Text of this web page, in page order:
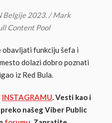
Belgije 2023. / Mark
Content Pool
obavljati funkciju šefa i
dolazi dobro poznati
iz Red Bula.
INSTAGRAMU. Vesti kao i
našeg Viber Public